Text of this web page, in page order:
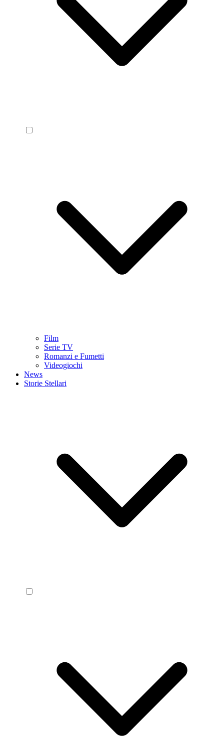
Film
Serie TV
Romanzi e Fumetti
Videogiochi
News
Storie Stellari